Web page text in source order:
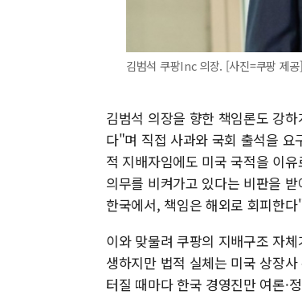
김범석 쿠팡Inc 의장. [사진=쿠팡 제공]
김범석 의장을 향한 책임론도 강
다"며 직접 사과와 국회 출석을
적 지배자임에도 미국 국적을 이
의무를 비켜가고 있다는 비판을
한국에서, 책임은 해외로 회피한
이와 맞물려 쿠팡의 지배구조 자
생하지만 법적 실체는 미국 상장
터질 때마다 한국 경영진만 여론·